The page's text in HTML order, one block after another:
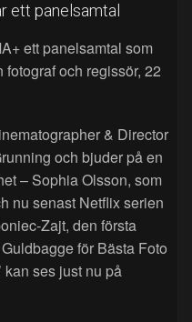
ett panelsamtal
ett panelsamtal som
och regissör, 22
& Director
och bjuder på en
– Sophia Olsson, som
nu senast Netflix serien
Zajt, den första
för Bästa Foto
kan ses just nu på